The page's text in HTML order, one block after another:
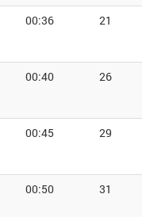
00:36 21
00:40 26
00:45 29
00:50 31